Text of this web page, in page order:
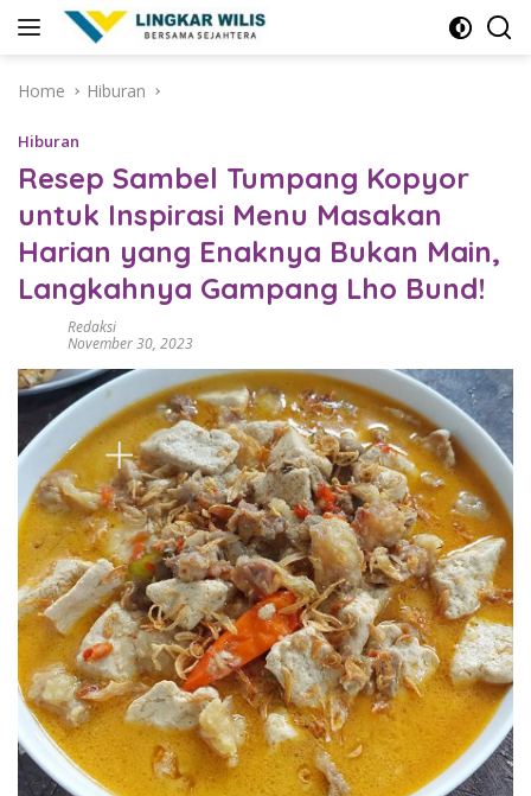
Home
Hiburan
Hiburan
Resep Sambel Tumpang Kopyor
untuk Inspirasi Menu Masakan
Harian yang Enaknya Bukan Main,
Langkahnya Gampang Lho Bund!
Redaksi
November 30, 2023